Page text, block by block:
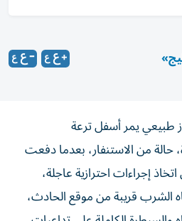
طبيعي يمر أسفل ترعة
حالة من الاستنفار، بعدما دفعت
إجراءات احترازية عاجلة،
قريبة من موقع الحادث،